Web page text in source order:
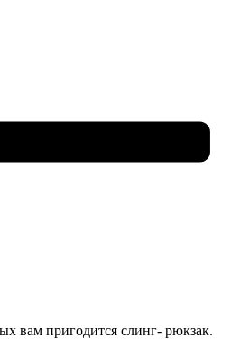
вам пригодится слинг- рюкзак.